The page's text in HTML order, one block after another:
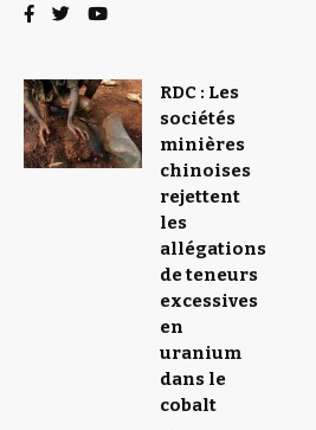
RDC : Les
sociétés
minières
chinoises
rejettent
les
allégations
de teneurs
excessives
en
uranium
dans le
cobalt